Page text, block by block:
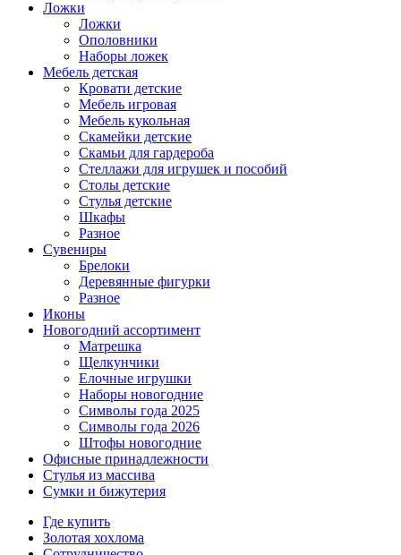
Ложки
Ложки
Ополовники
Наборы ложек
Мебель детская
Кровати детские
Мебель игровая
Мебель кукольная
Скамейки детские
Скамьи для гардероба
Стеллажи для игрушек и пособий
Столы детские
Стулья детские
Шкафы
Разное
Сувениры
Брелоки
Деревянные фигурки
Разное
Иконы
Новогодний ассортимент
Матрешка
Щелкунчики
Елочные игрушки
Наборы новогодние
Символы года 2025
Символы года 2026
Штофы новогодние
Офисные принадлежности
Стулья из массива
Сумки и бижутерия
Где купить
Золотая хохлома